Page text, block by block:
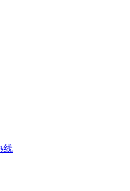
线